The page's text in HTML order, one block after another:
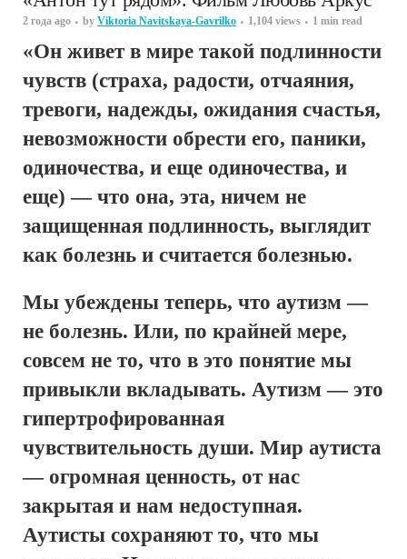
2 года ago by Viktoria Navitskaya-Gavrilko 1,104 views 1 min read
«Он живет в мире такой подлинности
чувств (страха, радости, отчаяния,
тревоги, надежды, ожидания счастья,
невозможности обрести его, паники,
одиночества, и еще одиночества, и
еще) — что она, эта, ничем не
защищенная подлинность, выглядит
как болезнь и считается болезнью.
Мы убеждены теперь, что аутизм —
не болезнь. Или, по крайней мере,
совсем не то, что в это понятие мы
привыкли вкладывать. Аутизм — это
гипертрофированная
чувствительность души. Мир аутиста
— огромная ценность, от нас
закрытая и нам недоступная.
Аутисты сохраняют то, что мы